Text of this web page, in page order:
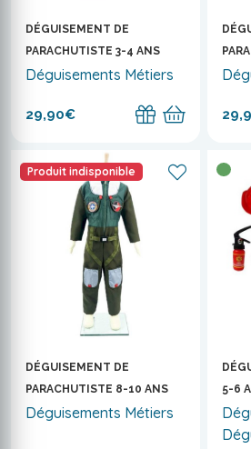
DÉGUISEMENT DE
PARACHUTISTE 3-4 ANS
Déguisements Métiers
29,90€
Produit indisponible
DÉGUISEMENT DE
PARACHUTISTE 8-10 ANS
Déguisements Métiers
5-6